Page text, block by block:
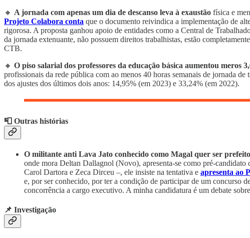
🔸 A jornada com apenas um dia de descanso leva à exaustão física e
Projeto Colabora conta que o documento reivindica a implementação de
rigorosa. A proposta ganhou apoio de entidades como a Central de
da jornada extenuante, não possuem direitos trabalhistas, estão
CTB.
🔸 O piso salarial dos professores da educação básica aumentou meros
profissionais da rede pública com ao menos 40 horas semanais de jornada
dos ajustes dos últimos dois anos: 14,95% (em 2023) e 33,24% (em 2022).
📮 Outras histórias
O militante anti Lava Jato conhecido como Magal quer ser prefeito
onde mora Deltan Dallagnol (Novo), apresenta-se como pré-candidato
Carol Dartora e Zeca Dirceu –, ele insiste na tentativa e apresenta ao
e, por ser conhecido, por ter a condição de participar de um concurso
concorrência a cargo executivo. A minha candidatura é um debate
📌 Investigação